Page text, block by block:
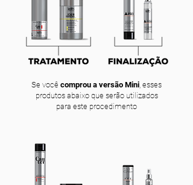
Se você comprou a versão Mini , esses
produtos abaixo que serão utilizados
para este procedimento